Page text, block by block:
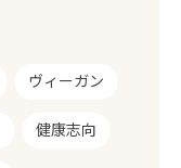
ヴィーガン
健康志向